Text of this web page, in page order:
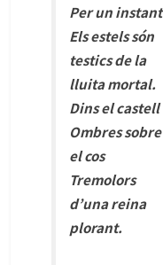
Per un instant
Els estels són
testics de la
lluita mortal.
Dins el castell
Ombres sobre
el cos
Tremolors
d’una reina
plorant.